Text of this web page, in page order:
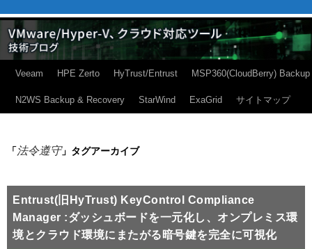
Veeam HPE Zerto HyTrust/Entrust MSP360(CloudBerry) Backup
N2WS Backup & Recovery StarWind ExaGrid サイトマップ
「法令遵守」タグアーカイブ
Entrust(旧HyTrust) KeyControl Compliance
Manager :ダッシュボードを一元化し、オンプレミス環
境とクラウド環境にまたがる暗号鍵を完全に可視化